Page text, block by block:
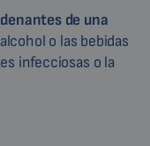
de una
o las bebidas
infecciosas o la